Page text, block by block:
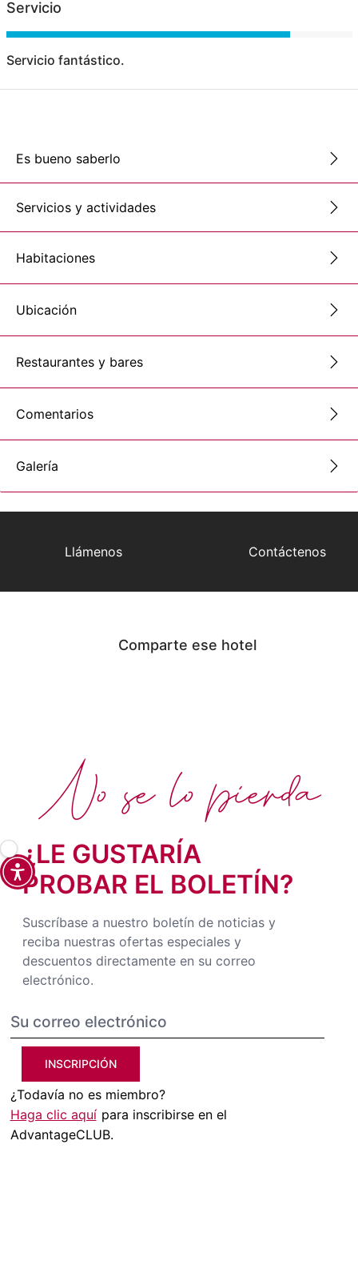
Servicio
Servicio fantástico.
Es bueno saberlo
Servicios y actividades
Habitaciones
Ubicación
Restaurantes y bares
Comentarios
Galería
Llámenos Contáctenos
Comparte ese hotel
¿LE GUSTARÍA
PROBAR EL BOLETÍN?
Suscríbase a nuestro boletín de noticias y
reciba nuestras ofertas especiales y
descuentos directamente en su correo
electrónico.
INSCRIPCIÓN
¿Todavía no es miembro?
Haga clic aquí para inscribirse en el
AdvantageCLUB.
No se lo pierda